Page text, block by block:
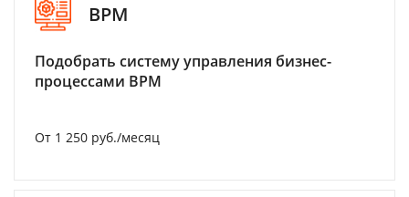
BPM
Подобрать систему управления бизнес-
процессами BPM
От 1 250 руб./месяц